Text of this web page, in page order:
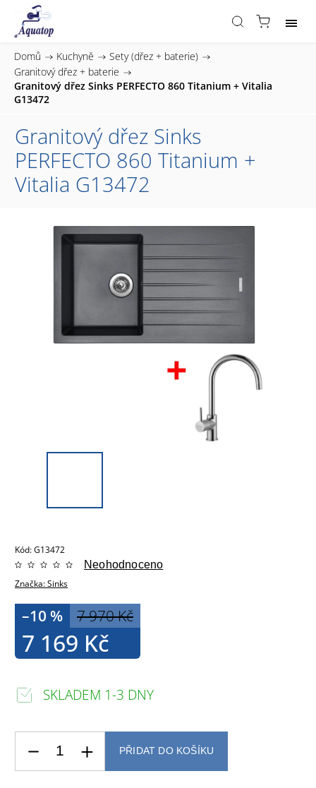
Domů / Kuchyně / Sety (dřez + baterie) /
Granitový dřez + baterie /
Granitový dřez Sinks PERFECTO 860 Titanium + Vitalia
G13472
Granitový dřez Sinks
PERFECTO 860 Titanium +
Vitalia G13472
Kód:G13472
Značka:Sinks
Neohodnoceno
7 970 Kč
–10 %
7 169 Kč
SKLADEM 1-3 DNY
PŘIDAT DO KOŠÍKU